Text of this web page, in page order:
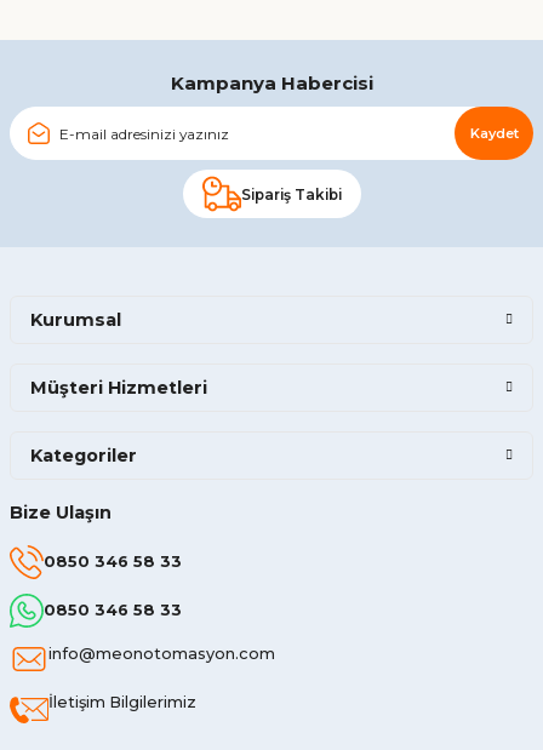
Gönder
Kampanya Habercisi
Kaydet
Sipariş Takibi
Bize Ulaşın
0850 346 58 33
0850 346 58 33
info@meonotomasyon.com
İletişim Bilgilerimiz
Kurumsal
Müşteri Hizmetleri
Kategoriler